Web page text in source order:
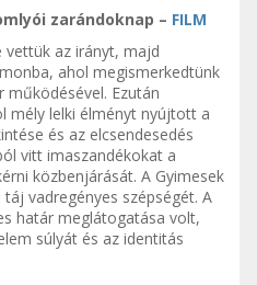
zarándoknap – FILM
vettük az irányt, majd
ahol megismerkedtünk
működésével. Ezután
mély lelki élményt nyújtott a
és az elcsendesedés
vitt imaszandékokat a
közbenjárását. A Gyimesek
vadregényes szépségét. A
határ meglátogatása volt,
súlyát és az identitás